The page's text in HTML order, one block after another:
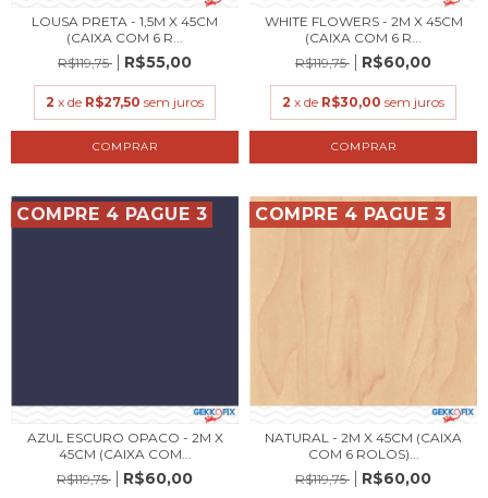
LOUSA PRETA - 1,5M X 45CM
(CAIXA COM 6 R...
R$119,75
R$55,00
2 x de R$27,50 sem juros
WHITE FLOWERS - 2M X 45CM
(CAIXA COM 6 R...
R$119,75
R$60,00
2 x de R$30,00 sem juros
COMPRE 4 PAGUE 3
AZUL ESCURO OPACO - 2M X
45CM (CAIXA COM...
R$119,75
R$60,00
COMPRE 4 PAGUE 3
NATURAL - 2M X 45CM (CAIXA
COM 6 ROLOS)...
R$119,75
R$60,00